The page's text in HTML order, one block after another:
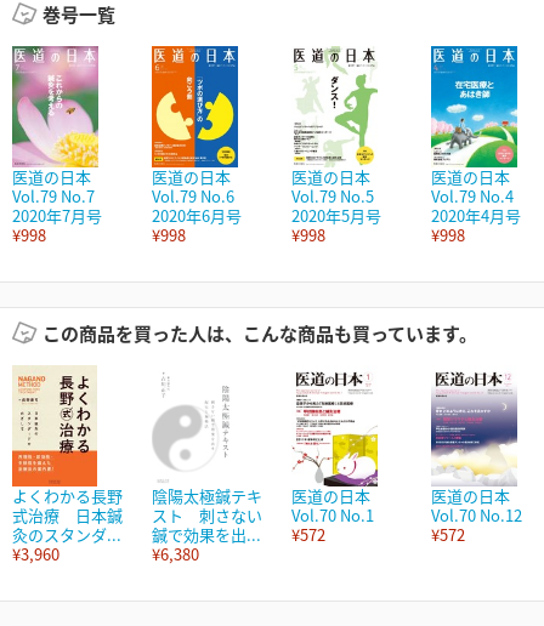
巻号一覧
医道の日本
Vol.79 No.7
2020年7月号
¥998
医道の日本
Vol.79 No.6
2020年6月号
¥998
医道の日本
Vol.79 No.5
2020年5月号
¥998
医道の日本
Vol.79 No.4
2020年4月号
¥998
この商品を買った人は、こんな商品も買っています。
よくわかる長野
式治療 日本鍼
灸のスタンダ...
¥3,960
陰陽太極鍼テキ
スト 刺さない
鍼で効果を出...
¥6,380
医道の日本
Vol.70 No.1
¥572
医道の日本
Vol.70 No.12
¥572